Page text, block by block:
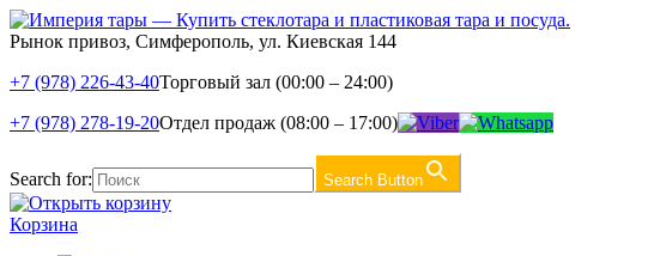
Рынок привоз, Симферополь, ул. Киевская 144
+7 (978) 226-43-40Торговый зал (00:00 – 24:00)
+7 (978) 278-19-20Отдел продаж (08:00 – 17:00)
Search for: Search Button
Корзина